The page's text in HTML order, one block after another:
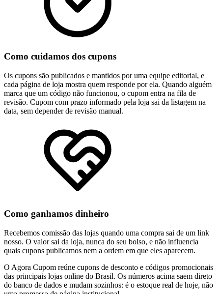
Como cuidamos dos cupons
Os cupons são publicados e mantidos por uma equipe editorial, e
cada página de loja mostra quem responde por ela. Quando alguém
marca que um código não funcionou, o cupom entra na fila de
revisão. Cupom com prazo informado pela loja sai da listagem na
data, sem depender de revisão manual.
Como ganhamos dinheiro
Recebemos comissão das lojas quando uma compra sai de um link
nosso. O valor sai da loja, nunca do seu bolso, e não influencia
quais cupons publicamos nem a ordem em que eles aparecem.
O Agora Cupom reúne cupons de desconto e códigos promocionais
das principais lojas online do Brasil. Os números acima saem direto
do banco de dados e mudam sozinhos: é o estoque real de hoje, não